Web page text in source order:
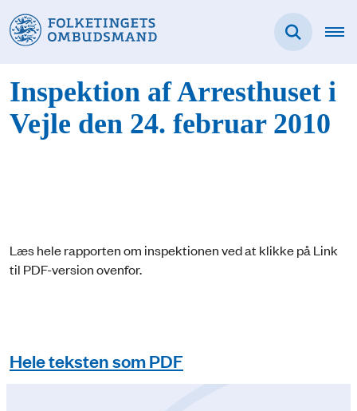
Inspektion af Arresthuset i
Vejle den 24. februar 2010
Læs hele rapporten om inspektionen ved at klikke på Link
til PDF-version ovenfor.
Hele teksten som PDF